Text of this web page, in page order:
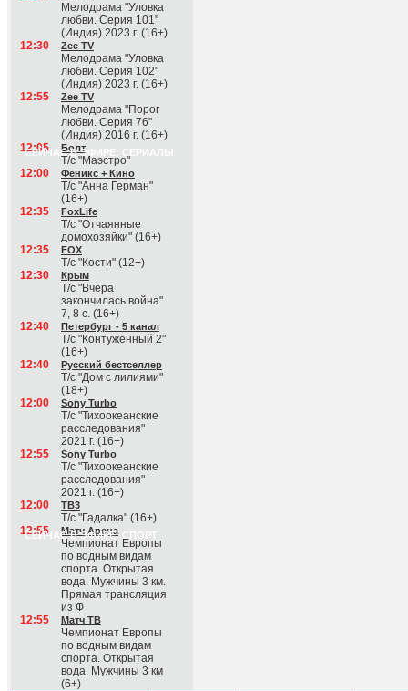
Мелодрама "Уловка
любви. Серия 101"
(Индия) 2023 г. (16+)
12:30
Zee TV
Мелодрама "Уловка
любви. Серия 102"
(Индия) 2023 г. (16+)
12:55
Zee TV
Мелодрама "Порог
любви. Серия 76"
(Индия) 2016 г. (16+)
СЕЙЧАС В ЭФИРЕ: СЕРИАЛЫ
12:05 Болт
Т/с "Маэстро"
12:00
Феникс + Кино
Т/с "Анна Герман"
(16+)
12:35
FoxLife
Т/с "Отчаянные
домохозяйки" (16+)
12:35
FOX
Т/с "Кости" (12+)
12:30
Крым
Т/с "Вчера
закончилась война"
7, 8 с. (16+)
12:40
Петербург - 5 канал
Т/с "Контуженный 2"
(16+)
12:40
Русский бестселлер
Т/с "Дом с лилиями"
(18+)
12:00
Sony Turbo
Т/с "Тихоокеанские
расследования"
2021 г. (16+)
12:55
Sony Turbo
Т/с "Тихоокеанские
расследования"
2021 г. (16+)
12:00
ТВ3
Т/с "Гадалка" (16+)
СЕЙЧАС В ЭФИРЕ: СПОРТ
12:55 Матч Арена
Чемпионат Европы
по водным видам
спорта. Открытая
вода. Мужчины 3 км.
Прямая трансляция
из Ф
12:55
Матч ТВ
Чемпионат Европы
по водным видам
спорта. Открытая
вода. Мужчины 3 км
(6+)